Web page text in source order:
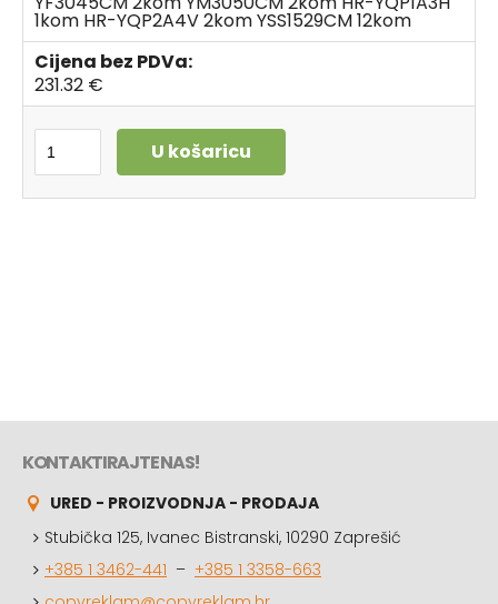
1kom HR-YQP2A4V 2kom YSS1529CM 12kom
Cijena bez PDVa:
231.32 €
U košaricu
KONTAKTIRAJTE NAS!
URED - PROIZVODNJA - PRODAJA
Stubička 125, Ivanec Bistranski, 10290 Zaprešić
+385 1 3462-441 – +385 1 3358-663